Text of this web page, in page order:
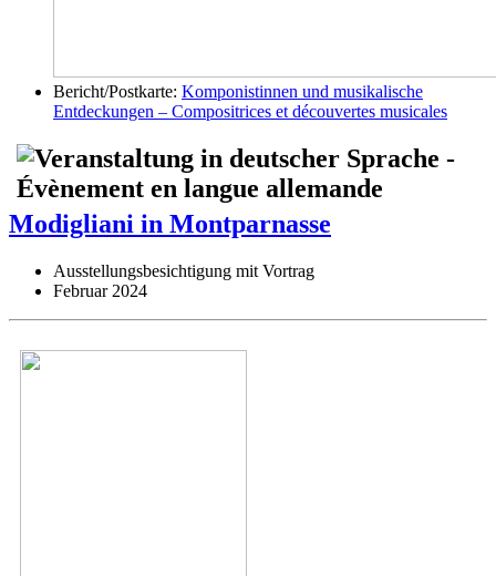
Bericht/Postkarte: Komponistinnen und musikalische
Entdeckungen – Compositrices et découvertes musicales
Modigliani in Montparnasse
Ausstellungsbesichtigung mit Vortrag
Februar 2024